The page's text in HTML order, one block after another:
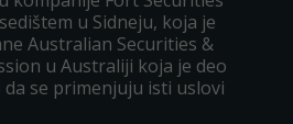
u Sidneju, koja je
Australian Securities &
u Australiji koja je deo
se primenjuju isti uslovi